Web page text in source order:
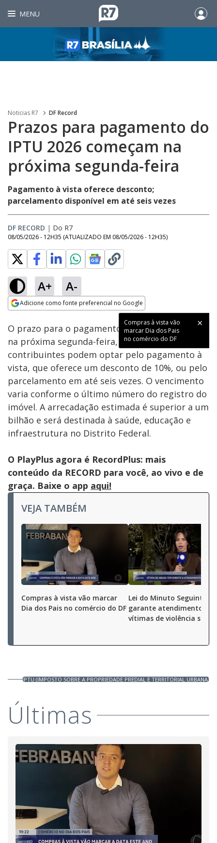
MENU
Noticias R7 DF Record
Prazos para pagamento do
IPTU 2026 começam na
próxima segunda-feira
Pagamento à vista oferece desconto;
parcelamento disponível em até seis vezes
DF RECORD | Do R7
08/05/2026 - 12H35 (ATUALIZADO EM 08/05/2026 - 12H35)
A+ A-
Adicione como fonte preferencial no Google
Compras à vista vão
marcar Dia dos Pais
no comércio do DF
Ativar
Loaded
65.45%
O prazo para o pagamento do IPTU 2026 inicia
na próxima segunda-feira, dia 11. Os
contribuintes podem optar pelo pagamento à
vista, que oferece um desconto de 10%, ou pelo
parcelamento em até seis vezes. O vencimento
varia conforme o último número do registro do
imóvel. A arrecadação estimada é superior a um
bilhão e será destinada à saúde, educação e
infraestrutura no Distrito Federal.
O PlayPlus agora é RecordPlus: mais
conteúdo da RECORD para você, ao vivo e de
graça. Baixe o app aqui!
VEJA TAMBÉM
Compras à vista vão marcar
Dia dos Pais no comércio do DF
Lei do Minuto Seguinte
garante atendimento no
vítimas de violência
IPTU (IMPOSTO SOBRE A PROPRIEDADE PREDIAL E TERRITORIAL URBANA)
Últimas